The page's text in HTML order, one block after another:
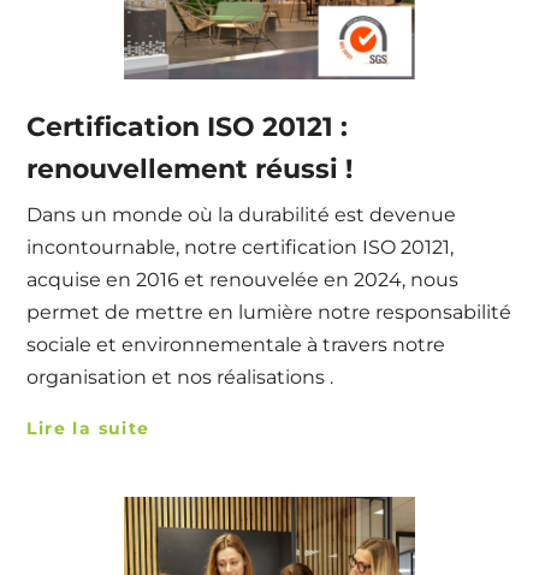
Certification ISO 20121 :
renouvellement réussi !
Dans un monde où la durabilité est devenue
incontournable, notre certification ISO 20121,
acquise en 2016 et renouvelée en 2024, nous
permet de mettre en lumière notre responsabilité
sociale et environnementale à travers notre
organisation et nos réalisations .
Lire la suite